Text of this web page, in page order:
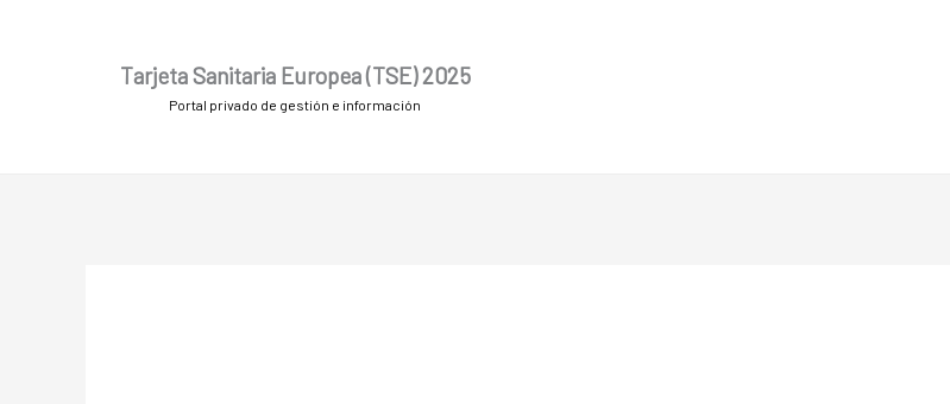
Tarjeta Sanitaria Europea (TSE) 2025
Portal privado de gestión e información